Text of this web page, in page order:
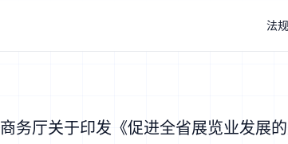
法
务厅关于印发《促进全省展览业发展